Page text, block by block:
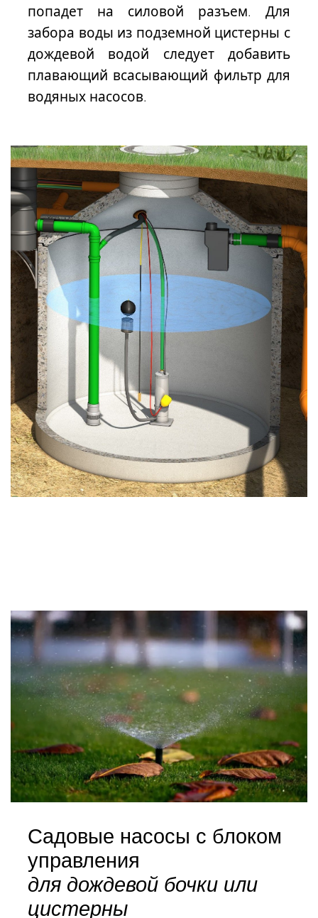
попадет на силовой разъем. Для
забора воды из подземной цистерны с
дождевой водой следует добавить
плавающий всасывающий фильтр для
водяных насосов.
Садовые насосы с блоком
управления
для дождевой бочки или
цистерны